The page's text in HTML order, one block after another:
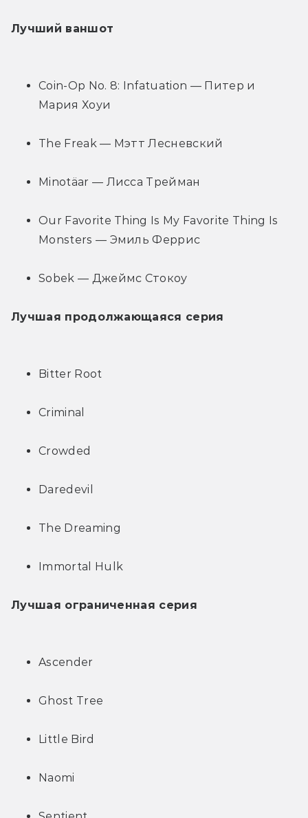
Лучший ваншот
Coin-Op No. 8: Infatuation — Питер и
Мария Хоуи
The Freak — Мэтт Лесневский
Minotäar — Лисса Трейман
Our Favorite Thing Is My Favorite Thing Is
Monsters — Эмиль Феррис
Sobek — Джеймс Стокоу
Лучшая продолжающаяся серия
Bitter Root
Criminal
Crowded
Daredevil
The Dreaming
Immortal Hulk
Лучшая ограниченная серия
Ascender
Ghost Tree
Little Bird
Naomi